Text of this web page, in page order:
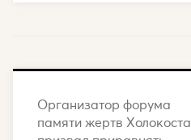
Организатор форума
памяти жертв Холокоста